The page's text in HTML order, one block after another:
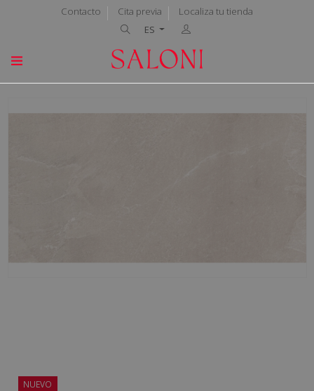
Contacto Cita previa
Localiza tu tienda
ES
NUEVO